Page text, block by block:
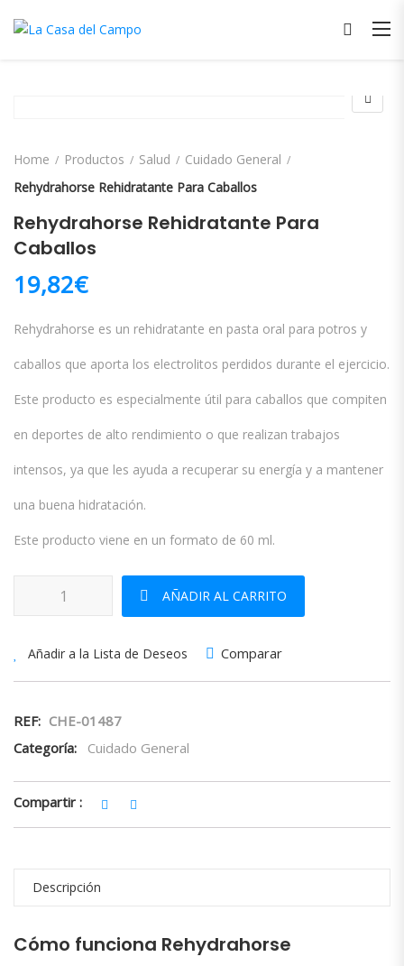
Home Productos Salud
Cuidado General
Rehydrahorse Rehidratante Para Caballos
Rehydrahorse Rehidratante Para
Caballos
19,82€
Rehydrahorse es un rehidratante en pasta oral para potros y
caballos que aporta los electrolitos perdidos durante el ejercicio.
Este producto es especialmente útil para caballos que compiten
en deportes de alto rendimiento o que realizan trabajos
intensos, ya que les ayuda a recuperar su energía y a mantener
una buena hidratación.
Este producto viene en un formato de 60 ml.
Rehydrahorse Rehidratante Para Caballos cantidad
AÑADIR AL CARRITO
Añadir a la Lista de Deseos Comparar
REF: CHE-01487
Categoría:
Cuidado General
Compartir :
Descripción
Cómo funciona Rehydrahorse